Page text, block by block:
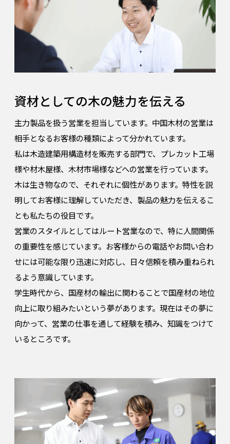
資材としての木の魅力を伝える
主力製品を扱う営業を担当しています。中国木材の営業は
相手となるお客様の種類によって分かれています。
私は木造建築用構造材を販売する部門で、プレカット工場
様や材木屋様、木材市場様などへの営業を行っています。
木は生き物なので、それぞれに個性があります。特性を説
明してお客様に理解していただき、製品の魅力を伝えるこ
とも私たちの役目です。
営業のスタイルとしてはルート営業なので、特に人間関係
の重要性を感じています。お客様からの電話やお問い合わ
せには可能な限り迅速に対応し、日々信頼を積み重ねられ
るよう意識しています。
学生時代から、国産材の輸出に関わることで国産材の地位
向上に取り組みたいという夢があります。現在はその夢に
向かって、営業の仕事を通して経験を積み、知識をつけて
いるところです。